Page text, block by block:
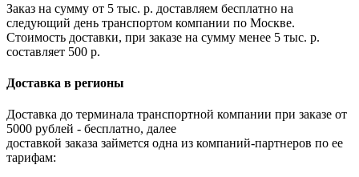
Заказ на сумму от 5 тыс. р. доставляем бесплатно на
следующий день транспортом компании по Москве.
Стоимость доставки, при заказе на сумму менее 5 тыс. р.
составляет 500 р.
Доставка в регионы
Доставка до терминала транспортной компании при заказе от
5000 рублей - бесплатно, далее
доставкой заказа займется одна из компаний-партнеров по ее
тарифам: